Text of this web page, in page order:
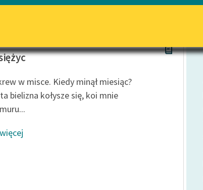
niepełnosprawnościami
literatury do słuchania dla
uczennic i uczniów z
niepełnosprawnościami
w misce. Kiedy minął miesiąc?
bielizna kołysze się, koi mnie